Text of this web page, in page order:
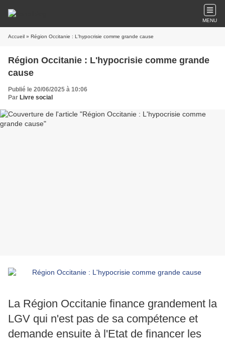
MENU
Accueil » Région Occitanie : L'hypocrisie comme grande cause
Région Occitanie : L'hypocrisie comme grande
cause
Publié le 20/06/2025 à 10:06
Par Livre social
La Région Occitanie finance grandement la
LGV qui n'est pas de sa compétence et
demande ensuite à l'Etat de financer les